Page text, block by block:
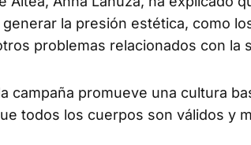
la presión estética, como
problemas relacionados con la
la campaña promueve una cultura
todos los cuerpos son válidos y